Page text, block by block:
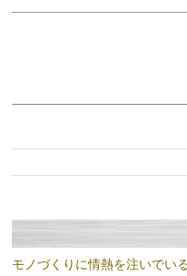
モノづくりに情熱を注いでい